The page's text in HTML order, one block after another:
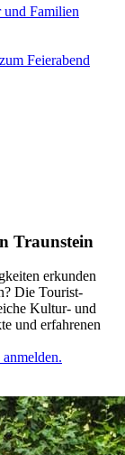
und Familien
Feierabend
Traunstein
erkunden
Die Tourist-
Kultur- und
und erfahrenen